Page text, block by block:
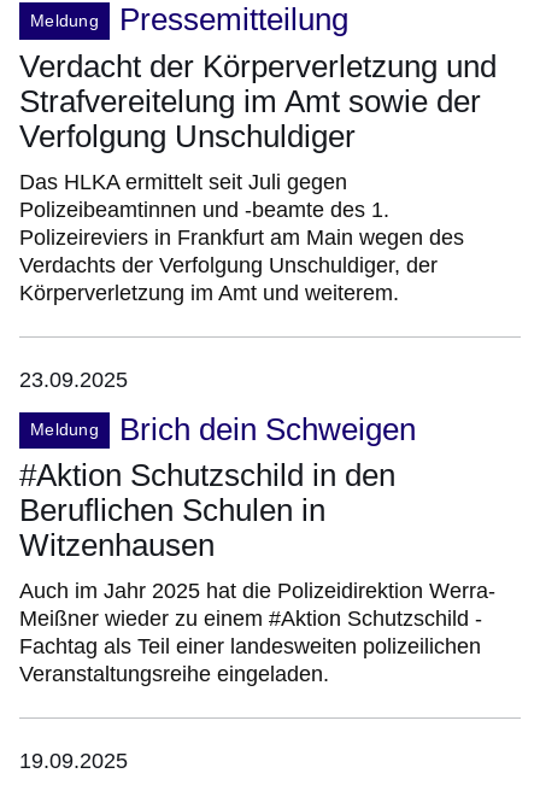
Meldung
Pressemitteilung
Verdacht der Körperverletzung und
Strafvereitelung im Amt sowie der
Verfolgung Unschuldiger
Das HLKA ermittelt seit Juli gegen
Polizeibeamtinnen und -beamte des 1.
Polizeireviers in Frankfurt am Main wegen des
Verdachts der Verfolgung Unschuldiger, der
Körperverletzung im Amt und weiterem.
23.09.2025
Meldung
Brich dein Schweigen
#Aktion Schutzschild in den
Beruflichen Schulen in
Witzenhausen
Auch im Jahr 2025 hat die Polizeidirektion Werra-
Meißner wieder zu einem #Aktion Schutzschild -
Fachtag als Teil einer landesweiten polizeilichen
Veranstaltungsreihe eingeladen.
19.09.2025